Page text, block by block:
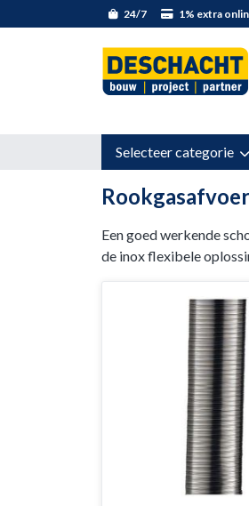
24/7 1% extra
Selecteer categorie
Een goed werkende
de inox flexibele